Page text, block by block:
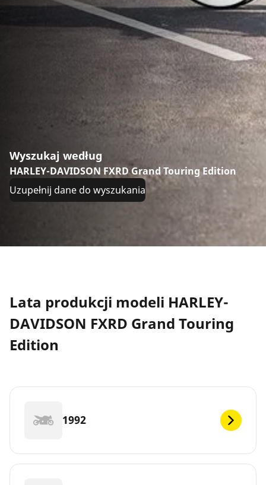
Wyszukaj według
HARLEY-DAVIDSON FXRD Grand Touring Edition
Uzupełnij dane do wyszukania
Lata produkcji modeli HARLEY-
DAVIDSON FXRD Grand Touring
Edition
1992